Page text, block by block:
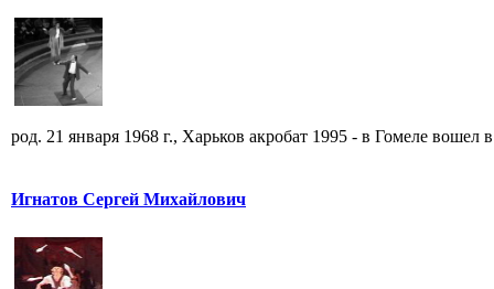
род. 21 января 1968 г., Харьков акробат 1995 - в Гомеле вошел
Игнатов Сергей Михайлович